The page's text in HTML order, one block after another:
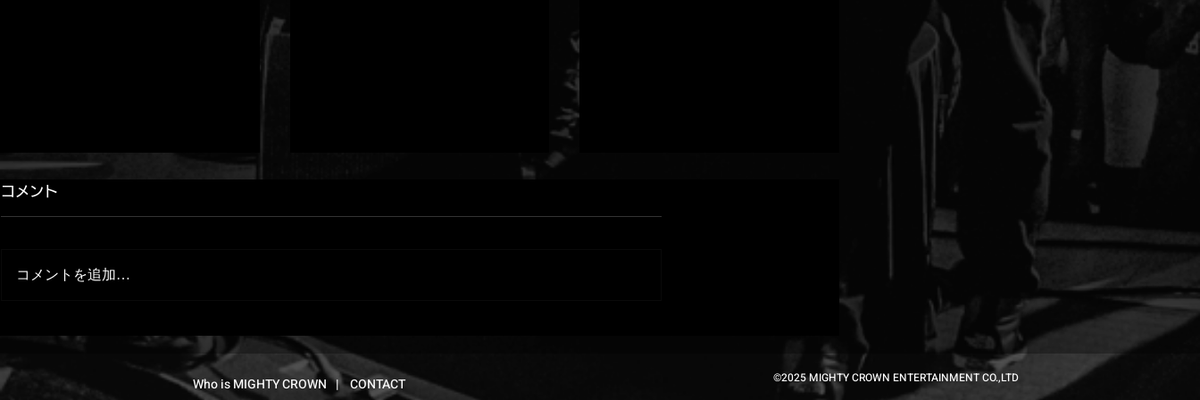
YouTube更新！[ MASTA
SIMON × DJ KAORI ] ブッ
【RHYMESTER × MIGHTY
CROWN】 2マン |
コメント
コメントを追加…
Who is MIGHTY CROWN | CONTACT ©2025 MIGHTY CROWN ENTERTAINMENT CO.,LTD